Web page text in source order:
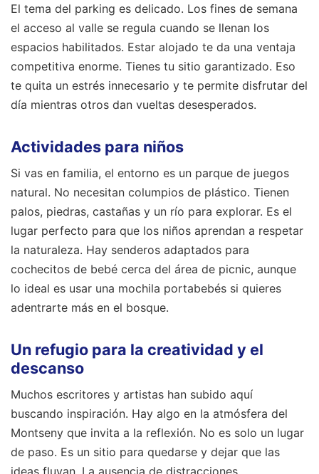
El tema del parking es delicado. Los fines de semana
el acceso al valle se regula cuando se llenan los
espacios habilitados. Estar alojado te da una ventaja
competitiva enorme. Tienes tu sitio garantizado. Eso
te quita un estrés innecesario y te permite disfrutar del
día mientras otros dan vueltas desesperados.
Actividades para niños
Si vas en familia, el entorno es un parque de juegos
natural. No necesitan columpios de plástico. Tienen
palos, piedras, castañas y un río para explorar. Es el
lugar perfecto para que los niños aprendan a respetar
la naturaleza. Hay senderos adaptados para
cochecitos de bebé cerca del área de picnic, aunque
lo ideal es usar una mochila portabebés si quieres
adentrarte más en el bosque.
Un refugio para la creatividad y el
descanso
Muchos escritores y artistas han subido aquí
buscando inspiración. Hay algo en la atmósfera del
Montseny que invita a la reflexión. No es solo un lugar
de paso. Es un sitio para quedarse y dejar que las
ideas fluyan. La ausencia de distracciones